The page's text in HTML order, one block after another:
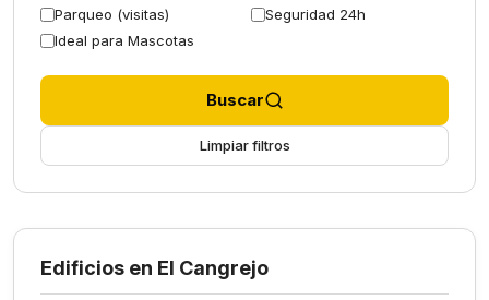
Parqueo (visitas)
Seguridad 24h
Ideal para Mascotas
Buscar
Limpiar filtros
Edificios en El Cangrejo